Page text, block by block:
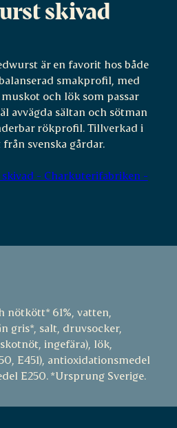
skivad
är en favorit hos både
smakprofil, med
och lök som passar
avvägda sältan och sötman
rökprofil. Tillverkad i
svenska gårdar.
- Charkuterifabriken -
nötkött* 61%, vatten,
gris*, salt, druvsocker,
ingefära), lök,
E451), antioxidationsmedel
E250. *Ursprung Sverige.